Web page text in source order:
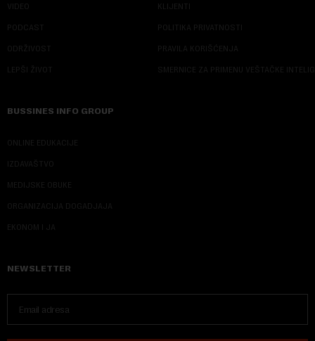
VIDEO
PODCAST
ODRŽIVOST
LEPŠI ŽIVOT
KLIJENTI
POLITIKA PRIVATNOSTI
PRAVILA KORIŠĆENJA
SMERNICE ZA PRIMENU VEŠTAČKE
BUSSINES INFO GROUP
ONLINE EDUKACIJE
IZDAVAŠTVO
MEDIJSKE OBUKE
ORGANIZACIJA DOGADJAJA
EKONOM I JA
NEWSLETTER